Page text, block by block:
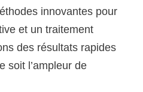
innovantes pour
et un traitement
des résultats rapides
soit l’ampleur de